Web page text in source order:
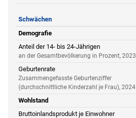
Schwächen
Demografie
Anteil der 14- bis 24-Jährigen
an der Gesamtbevölkerung in Prozent, 2023
Geburtenrate
Zusammengefasste Geburtenziffer
(durchschnittliche Kinderzahl je Frau), 2024
Wohlstand
Bruttoinlandsprodukt je Einwohner